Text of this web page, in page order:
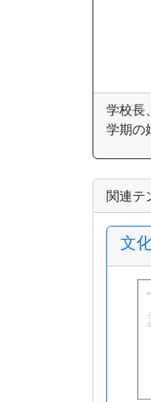
学校長
学期の
関連テ
文